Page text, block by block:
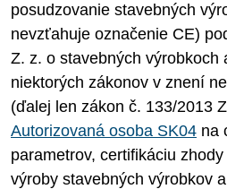
posudzovanie stavebných
nevzťahuje označenie CE)
Z. z. o stavebných výrobkoch
niektorých zákonov v znení
(ďalej len zákon č. 133/2013
Autorizovaná osoba SK04 na
parametrov, certifikáciu
výroby stavebných výrobkov